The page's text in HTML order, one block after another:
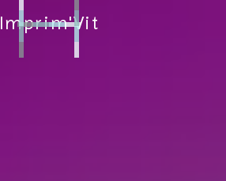
Imprim'Vit